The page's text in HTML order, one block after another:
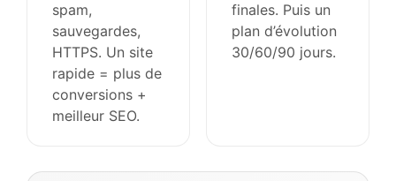
spam,
sauvegardes,
HTTPS. Un site
rapide = plus de
conversions +
meilleur SEO.
finales. Puis un
plan d’évolution
30/60/90 jours.